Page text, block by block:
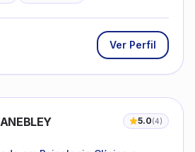
Ver Perfil
5.0(4)